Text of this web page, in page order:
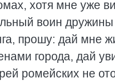
хотя мне уже
воин
прошу: дай мне
города, дай
ромейских не